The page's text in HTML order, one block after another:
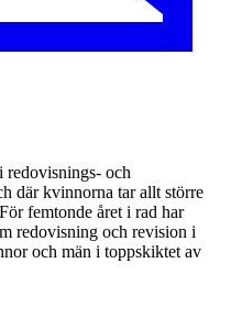
redovisnings- och
där kvinnorna tar allt större
femtonde året i rad har
redovisning och revision i
och män i toppskiktet av